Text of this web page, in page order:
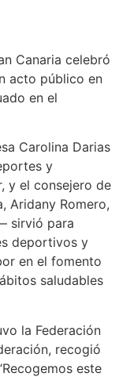
Canaria celebró
acto público en
en el
Carolina Darias
y
y el consejero de
Aridany Romero,
sirvió para
deportivos y
en el fomento
saludables
la Federación
recogió
este